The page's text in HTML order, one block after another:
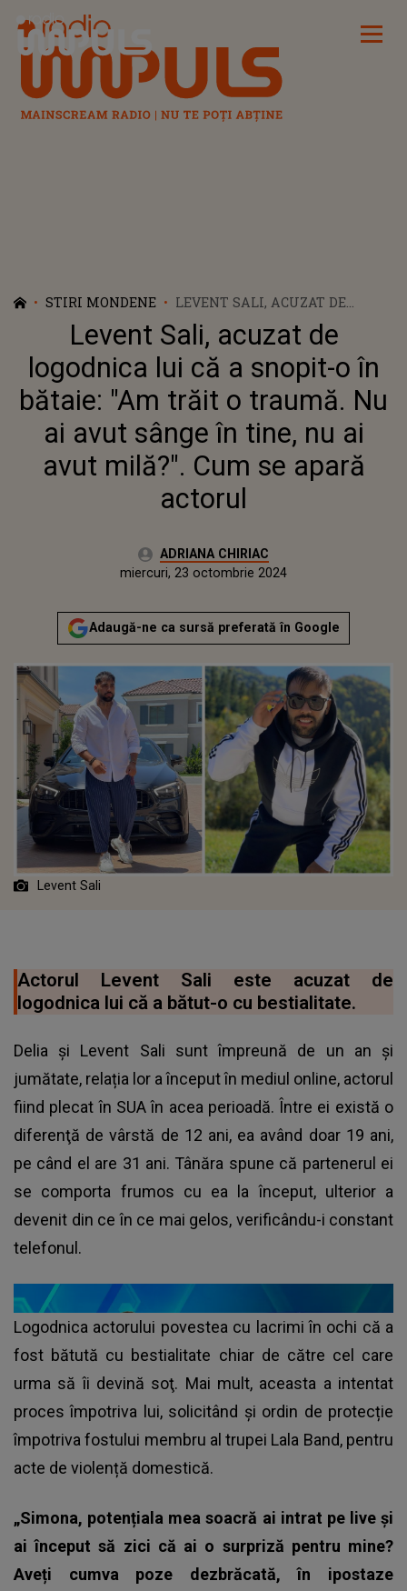
Radio Impuls
STIRI MONDENE
LEVENT SALI, ACUZAT DE
LOGODNICA LUI CĂ A SNOPIT-O
ÎN BĂTAIE: "AM TRĂIT O
TRAUMĂ. NU AI AVUT SÂNGE
ÎN TINE, NU AI AVUT MILĂ?".
CUM SE APARĂ ACTORUL
Levent Sali, acuzat de
logodnica lui că a snopit-o în
bătaie: "Am trăit o traumă. Nu
ai avut sânge în tine, nu ai
avut milă?". Cum se apară
actorul
Autor:ADRIANA CHIRIAC
Publicat:
miercuri, 23 octombrie 2024
Adaugă-ne ca sursă preferată în Google
Levent Sali
Actorul Levent Sali este acuzat de
logodnica lui că a bătut-o cu bestialitate.
Delia și Levent Sali sunt împreună de un an și
jumătate, relația lor a început în mediul online, actorul
fiind plecat în SUA în acea perioadă. Între ei există o
diferenţă de vârstă de 12 ani, ea având doar 19 ani,
pe când el are 31 ani. Tânăra spune că partenerul ei
se comporta frumos cu ea la început, ulterior a
devenit din ce în ce mai gelos, verificându-i constant
telefonul.
Logodnica actorului povestea cu lacrimi în ochi că a
fost bătută cu bestialitate chiar de către cel care
urma să îi devină soţ. Mai mult, aceasta a intentat
proces împotriva lui, solicitând și ordin de protecție
împotriva fostului membru al trupei Lala Band, pentru
acte de violență domestică.
„Simona, potențiala mea soacră ai intrat pe live și
ai început să zici că ai o surpriză pentru mine?
Aveți cumva poze dezbrăcată, în ipostaze